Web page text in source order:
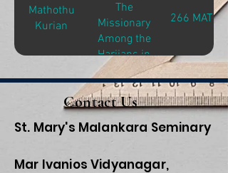
Mathothu
Kurian
The
Missionary
Among the
Harijans in
266 MAT-K
Contact Us
St. Mary's Malankara Seminary
Mar Ivanios Vidyanagar,